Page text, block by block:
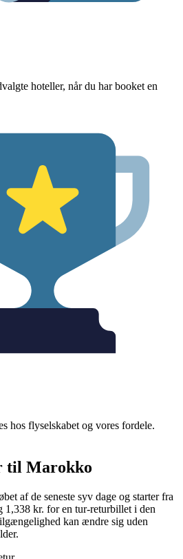
hoteller, når du har booket en
hos flyselskabet og vores fordele.
til Marokko
af de seneste syv dage og starter fra
1,338 kr. for en tur-returbillet i den
kan ændre sig uden